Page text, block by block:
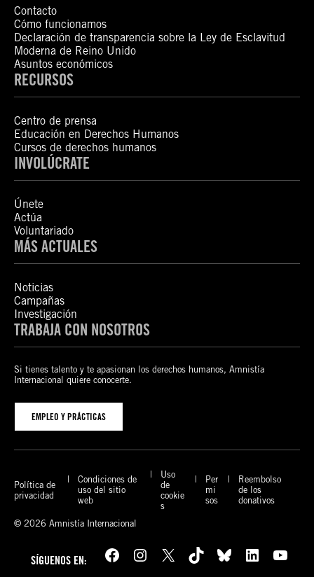
Contacto
Cómo funcionamos
Declaración de transparencia sobre la Ley de Esclavitud
Moderna de Reino Unido
Asuntos económicos
RECURSOS
Centro de prensa
Educación en Derechos Humanos
Cursos de derechos humanos
INVOLÚCRATE
Únete
Actúa
Voluntariado
MÁS ACTUALES
Noticias
Campañas
Investigación
TRABAJA CON NOSOTROS
Si tienes talento y te apasionan los derechos humanos, Amnistía
Internacional quiere conocerte.
EMPLEO Y PRÁCTICAS
Política de
privacidad
Condiciones de
uso del sitio
web
Uso
de
cookie
s
Per
mi
sos
Reembolso
de los
donativos
© 2026 Amnistía Internacional
SÍGUENOS EN: Facebook Instagram X TikTok Bluesky LinkedIn YouTube